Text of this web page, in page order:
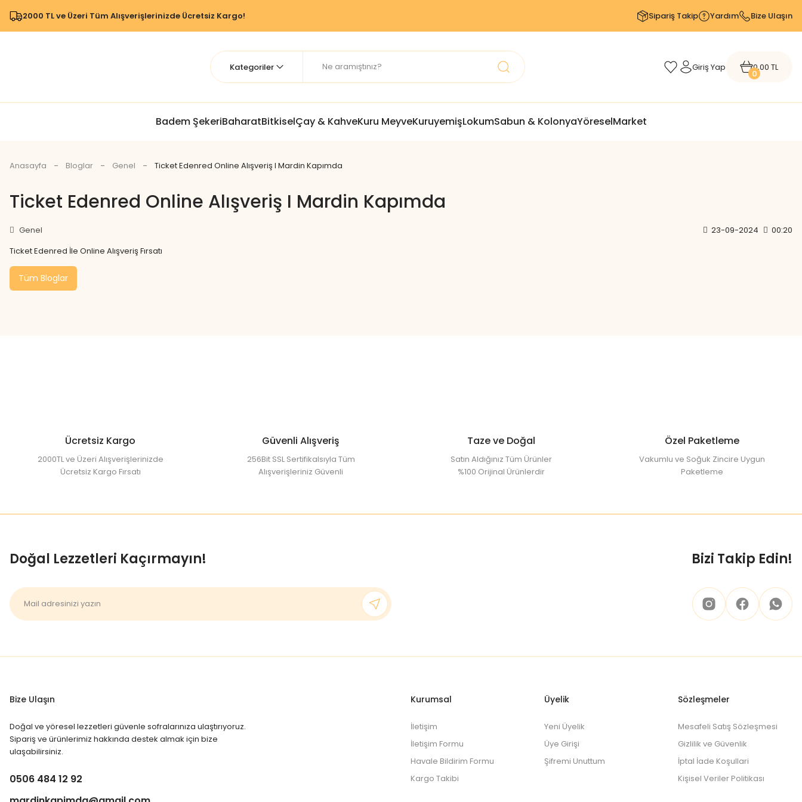
2000 TL ve Üzeri Tüm Alışverişlerinizde Ücretsiz Kargo! Sipariş Takip Yardım Bize Ulaşın
Giriş Yap
0
0,00 TL
Badem ŞekeriBaharatBitkiselÇay & KahveKuru MeyveKuruyemişLokumSabun & KolonyaYöreselMarket
Anasayfa Bloglar Genel Ticket Edenred Online Alışveriş I Mardin Kapımda
Ticket Edenred Online Alışveriş I Mardin Kapımda
Genel 23-09-2024
00:20
Ticket Edenred İle Online Alışveriş Fırsatı
Tüm Bloglar
Ücretsiz Kargo
2000TL ve Üzeri Alışverişlerinizde
Ücretsiz Kargo Fırsatı
Güvenli Alışveriş
256Bit SSL Sertifikalsıyla Tüm
Alışverişleriniz Güvenli
Taze ve Doğal
Satın Aldığınız Tüm Ürünler
%100 Orijinal Ürünlerdir
Özel Paketleme
Vakumlu ve Soğuk Zincire Uygun
Paketleme
Doğal Lezzetleri Kaçırmayın! Bizi Takip Edin!
Bize Ulaşın
Doğal ve yöresel lezzetleri güvenle sofralarınıza ulaştırıyoruz.
Sipariş ve ürünlerimiz hakkında destek almak için bize
ulaşabilirsiniz.
0506 484 12 92
Kurumsal
İletişim
İletişim Formu
Havale Bildirim Formu
Kargo Takibi
Üyelik
Yeni Üyelik
Üye Girişi
Şifremi Unuttum
Sözleşmeler
Mesafeli Satış Sözleşmesi
Gizlilik ve Güvenlik
İptal İade Koşullari
Kişisel Veriler Politikası